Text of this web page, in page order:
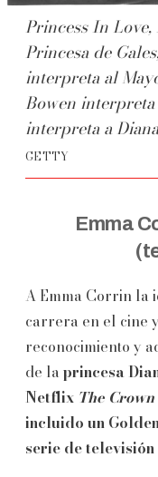
Princess In
Princesa de
interpreta al
Bowen
interpreta a
GETTY
Emma
A Emma Corrin la
carrera en el cine
reconocimiento y
de la princesa
Netflix The Crown
incluido un
serie de